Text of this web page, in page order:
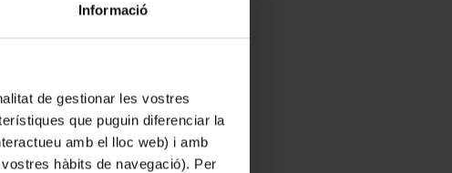
Informació
de gestionar les vostres
que puguin diferenciar la
amb el lloc web) i amb
hàbits de navegació). Per